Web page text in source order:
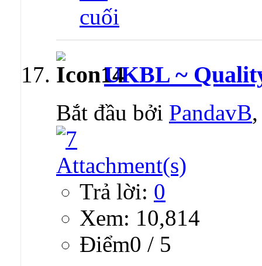
UKBL ~
Bắt đầu bởi PandavB
Trả lời: 0
Xem: 10,814
Ðiểm0 / 5